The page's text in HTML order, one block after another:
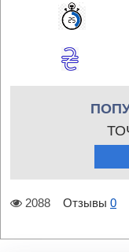
2088 Отзывы 0